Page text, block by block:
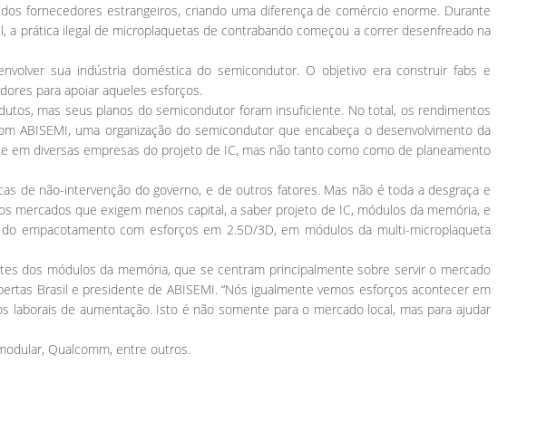
fornecedores estrangeiros, criando uma diferença de comércio enorme. Durante
prática ilegal de microplaquetas de contrabando começou a correr desenfreado na
sua indústria doméstica do semicondutor. O objetivo era construir fabs e
para apoiar aqueles esforços.
mas seus planos do semicondutor foram insuficiente. No total, os rendimentos
uma organização do semicondutor que encabeça o desenvolvimento da
em diversas empresas do projeto de IC, mas não tanto como como de planeamento
de não-intervenção do governo, e de outros fatores. Mas não é toda a desgraça e
mercados que exigem menos capital, a saber projeto de IC, módulos da memória, e
empacotamento com esforços em 2.5D/3D, em módulos da multi-microplaqueta
dos módulos da memória, que se centram principalmente sobre servir o mercado
Brasil e presidente de ABISEMI. “Nós igualmente vemos esforços acontecer em
de aumentação. Isto é não somente para o mercado local, mas para ajudar
Qualcomm, entre outros.